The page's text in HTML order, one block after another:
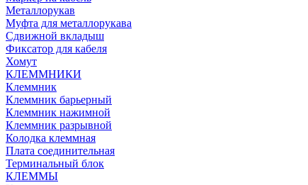
Металлорукав
Муфта для металлорукава
Сдвижной вкладыш
Фиксатор для кабеля
Хомут
КЛЕММНИКИ
Клеммник
Клеммник барьерный
Клеммник нажимной
Клеммник разрывной
Колодка клеммная
Плата соединительная
Терминальный блок
КЛЕММЫ